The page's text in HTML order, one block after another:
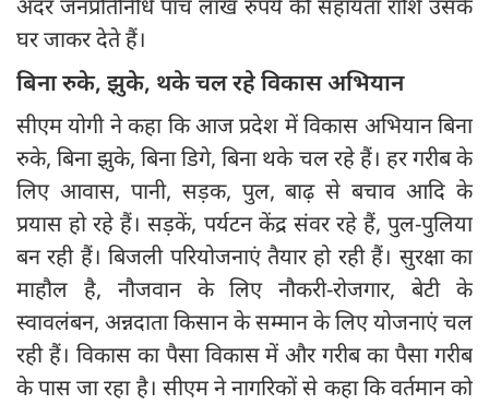
अंदर जनप्रतिनिधि पांच लाख रुपये की सहायता राशि उसके
घर जाकर देते हैं।
बिना रुके, झुके, थके चल रहे विकास अभियान
सीएम योगी ने कहा कि आज प्रदेश में विकास अभियान बिना
रुके, बिना झुके, बिना डिगे, बिना थके चल रहे हैं। हर गरीब के
लिए आवास, पानी, सड़क, पुल, बाढ़ से बचाव आदि के
प्रयास हो रहे हैं। सड़कें, पर्यटन केंद्र संवर रहे हैं, पुल-पुलिया
बन रही हैं। बिजली परियोजनाएं तैयार हो रही हैं। सुरक्षा का
माहौल है, नौजवान के लिए नौकरी-रोजगार, बेटी के
स्वावलंबन, अन्नदाता किसान के सम्मान के लिए योजनाएं चल
रही हैं। विकास का पैसा विकास में और गरीब का पैसा गरीब
के पास जा रहा है। सीएम ने नागरिकों से कहा कि वर्तमान को